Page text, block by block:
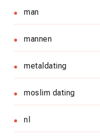
man
mannen
metaldating
moslim dating
nl